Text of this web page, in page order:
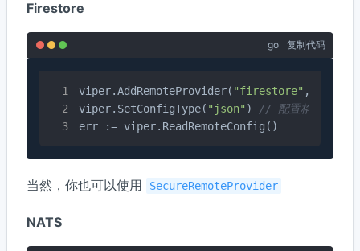
Firestore
go 复制代码
viper.AddRemoteProvider( "firestore" ,
viper.SetConfigType( "json" ) // 配置格式：
err := viper.ReadRemoteConfig()
当然，你也可以使用 SecureRemoteProvider
NATS